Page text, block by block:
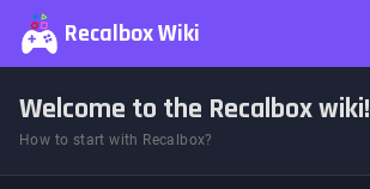
Recalbox Wiki
Welcome to the Recalbox wiki!
How to start with Recalbox?